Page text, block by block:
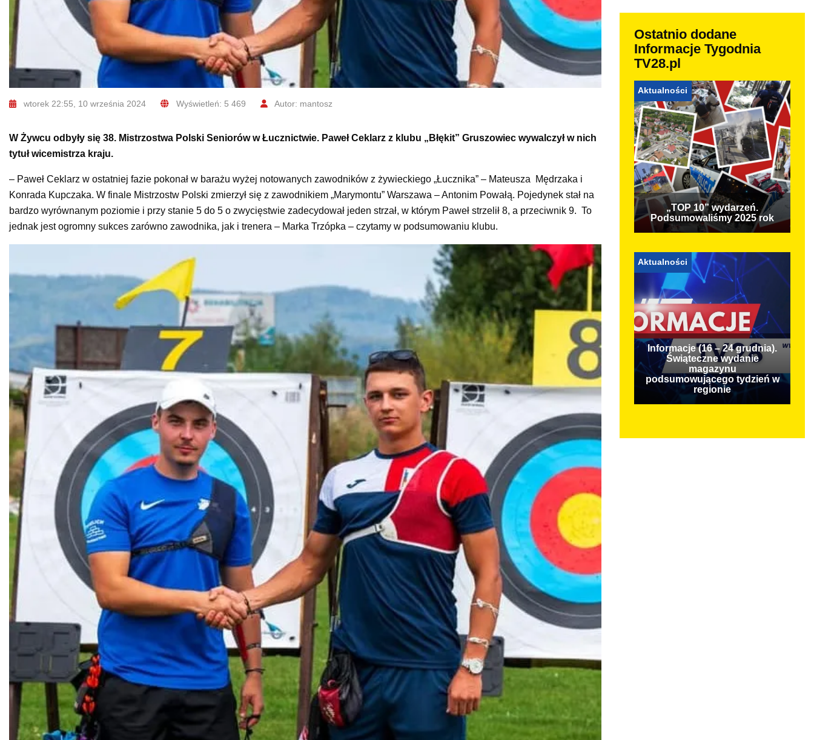
wtorek 22:55, 10 września 2024 Wyświetleń: 5 469 Autor: mantosz
W Żywcu odbyły się 38. Mistrzostwa Polski Seniorów w Łucznictwie. Paweł Ceklarz z klubu „Błękit” Gruszowiec wywalczył w nich
tytuł wicemistrza kraju.
– Paweł Ceklarz w ostatniej fazie pokonał w barażu wyżej notowanych zawodników z żywieckiego „Łucznika” – Mateusza Mędrzaka i
Konrada Kupczaka. W finale Mistrzostw Polski zmierzył się z zawodnikiem „Marymontu” Warszawa – Antonim Powałą. Pojedynek stał na
bardzo wyrównanym poziomie i przy stanie 5 do 5 o zwycięstwie zadecydował jeden strzał, w którym Paweł strzelił 8, a przeciwnik 9. To
jednak jest ogromny sukces zarówno zawodnika, jak i trenera – Marka Trzópka – czytamy w podsumowaniu klubu.
Ostatnio dodane
Informacje Tygodnia
TV28.pl
Aktualności
„TOP 10” wydarzeń.
Podsumowaliśmy 2025 rok
Aktualności
Informacje (16 – 24 grudnia).
Świąteczne wydanie
magazynu
podsumowującego tydzień w
regionie